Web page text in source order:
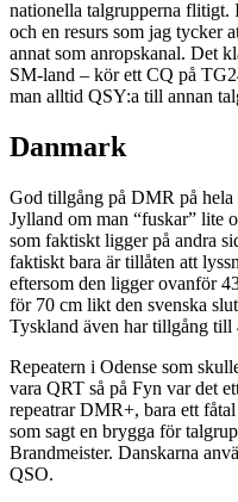
nationella talgrupperna
och en resurs som jag tycker
annat som anropskanal. Det
SM-land – kör ett CQ på
man alltid QSY:a till annan
Danmark
God tillgång på DMR på
Jylland om man “fuskar” lite
som faktiskt ligger på andra
faktiskt bara är tillåten att
eftersom den ligger ovanför
för 70 cm likt den svenska
Tyskland även har tillgång
Repeatern i Odense som
vara QRT så på Fyn var det
repeatrar DMR+, bara ett
som sagt en brygga för
Brandmeister. Danskarna
QSO.